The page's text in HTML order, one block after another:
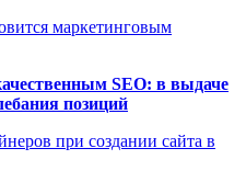
маркетинговым
SEO: в выдаче
позиций
при создании сайта в